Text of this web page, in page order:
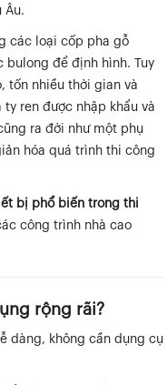
Âu.
các loại cốp pha gỗ
bulong để định hình. Tuy
tốn nhiều thời gian và
ren được nhập khẩu và
ra đời như một phụ
hóa quá trình thi công
bị phổ biến trong thi
công trình nhà cao
rộng rãi?
dàng, không cần dụng cụ